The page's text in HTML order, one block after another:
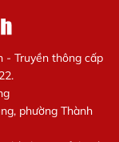
- Truyền thông cấp
phường Thành